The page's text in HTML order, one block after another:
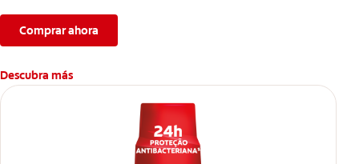
Comprar ahora
Descubra más